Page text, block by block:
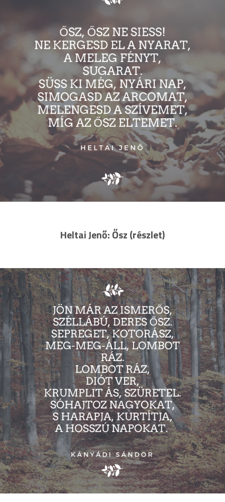
Heltai Jenő: Ősz (részlet)